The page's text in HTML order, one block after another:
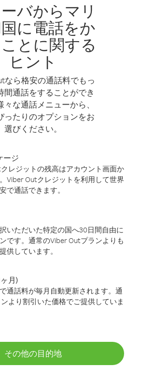
バからマリ
に電話をか
とに関する
ヒント
なら格安の通話料でもっ
間通話をすることができ
々な通話メニューから、
ったりのオプションをお
選びください。
ージ
レジットの残高はアカウント画面か
Viber Outクレジットを利用して世界
で通話できます。
いただいた特定の国へ30日間自由に
です。通常のViber Outプランよりも
供しています。
月)
通話料が毎月自動更新されます。通
より割引いた価格でご提供していま
その他の目的地